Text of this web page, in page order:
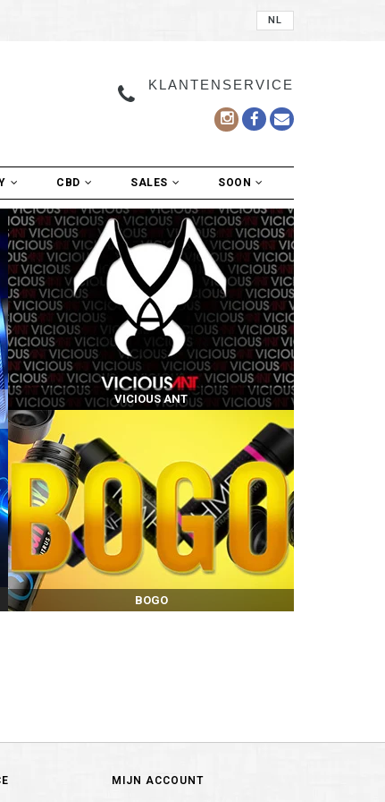
NL
KLANTENSERVICE
CBD SALES SOON
VICIOUS ANT
BOGO
MIJN ACCOUNT